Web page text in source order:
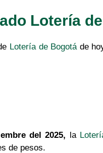
Lotería
Lotería de Bogotá de
del 2025, la
de pesos.